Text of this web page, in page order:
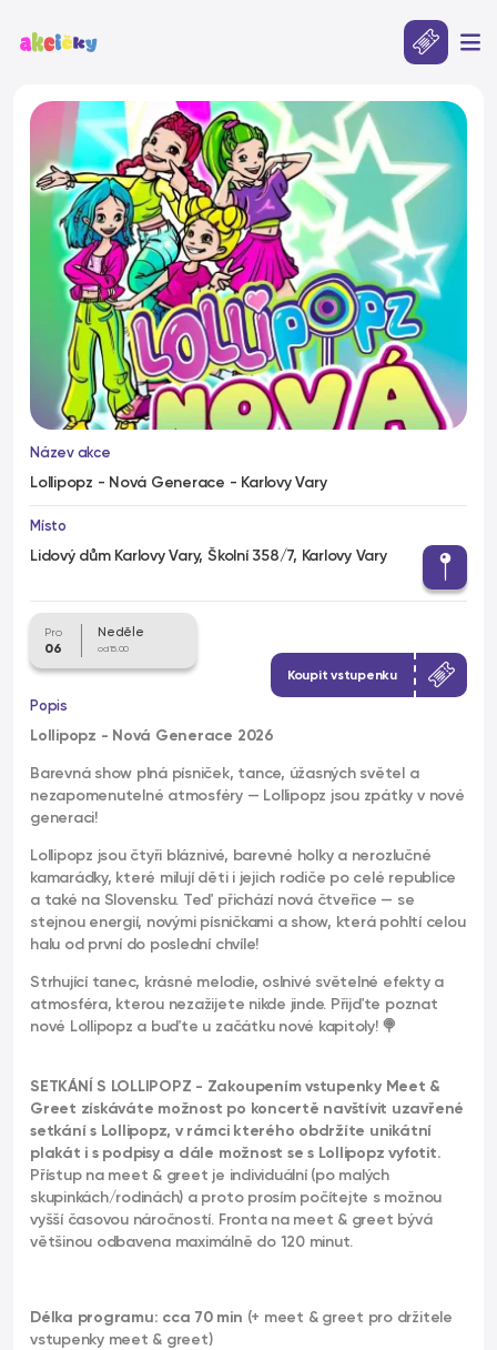
Název akce
Lollipopz - Nová Generace - Karlovy Vary
Místo
Lidový dům Karlovy Vary, Školní 358/7, Karlovy Vary
Pro
06
Neděle
od 15.00
Koupit vstupenku
Popis
Lollipopz - Nová Generace 2026
Barevná show plná písniček, tance, úžasných světel a
nezapomenutelné atmosféry — Lollipopz jsou zpátky v nové
generaci!
Lollipopz jsou čtyři bláznivé, barevné holky a nerozlučné
kamarádky, které milují děti i jejich rodiče po celé republice
a také na Slovensku. Teď přichází nová čtveřice — se
stejnou energií, novými písničkami a show, která pohltí celou
halu od první do poslední chvíle!
Strhující tanec, krásné melodie, oslnivé světelné efekty a
atmosféra, kterou nezažijete nikde jinde. Přijďte poznat
nové Lollipopz a buďte u začátku nové kapitoly! 🍭
SETKÁNÍ S LOLLIPOPZ - Zakoupením vstupenky Meet &
Greet získáváte možnost po koncertě navštívit uzavřené
setkání s Lollipopz, v rámci kterého obdržíte unikátní
plakát i s podpisy a dále možnost se s Lollipopz vyfotit.
Přístup na meet & greet je individuální (po malých
skupinkách/rodinách) a proto prosím počítejte s možnou
vyšší časovou náročností. Fronta na meet & greet bývá
většinou odbavena maximálně do 120 minut.
Délka programu: cca 70 min (+ meet & greet pro držitele
vstupenky meet & greet)